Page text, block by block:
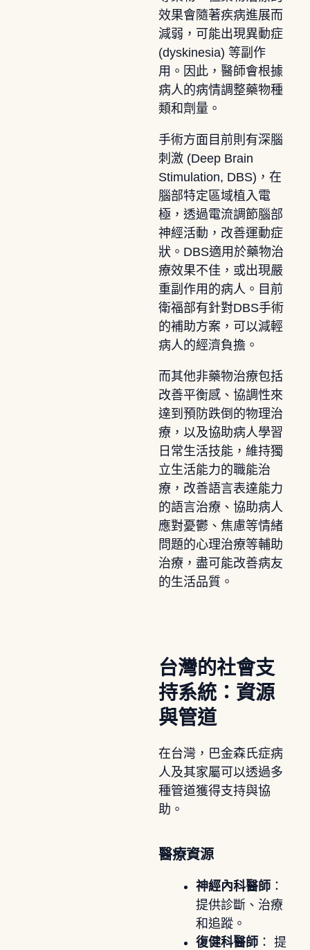
效果會隨著疾病進展而
減弱，可能出現異動症
(dyskinesia) 等副作
用。因此，醫師會根據
病人的病情調整藥物種
類和劑量。
手術方面目前則有深腦
刺激 (Deep Brain
Stimulation, DBS)，在
腦部特定區域植入電
極，透過電流調節腦部
神經活動，改善運動症
狀。DBS適用於藥物治
療效果不佳，或出現嚴
重副作用的病人。目前
衛福部有針對DBS手術
的補助方案，可以減輕
病人的經濟負擔。
而其他非藥物治療包括
改善平衡感、協調性來
達到預防跌倒的物理治
療，以及協助病人學習
日常生活技能，維持獨
立生活能力的職能治
療，改善語言表達能力
的語言治療、協助病人
應對憂鬱、焦慮等情緒
問題的心理治療等輔助
治療，盡可能改善病友
的生活品質。
台灣的社會支
持系統：資源
與管道
在台灣，巴金森氏症病
人及其家屬可以透過多
種管道獲得支持與協
助。
醫療資源
神經內科醫師：
提供診斷、治療
和追蹤。
復健科醫師： 提